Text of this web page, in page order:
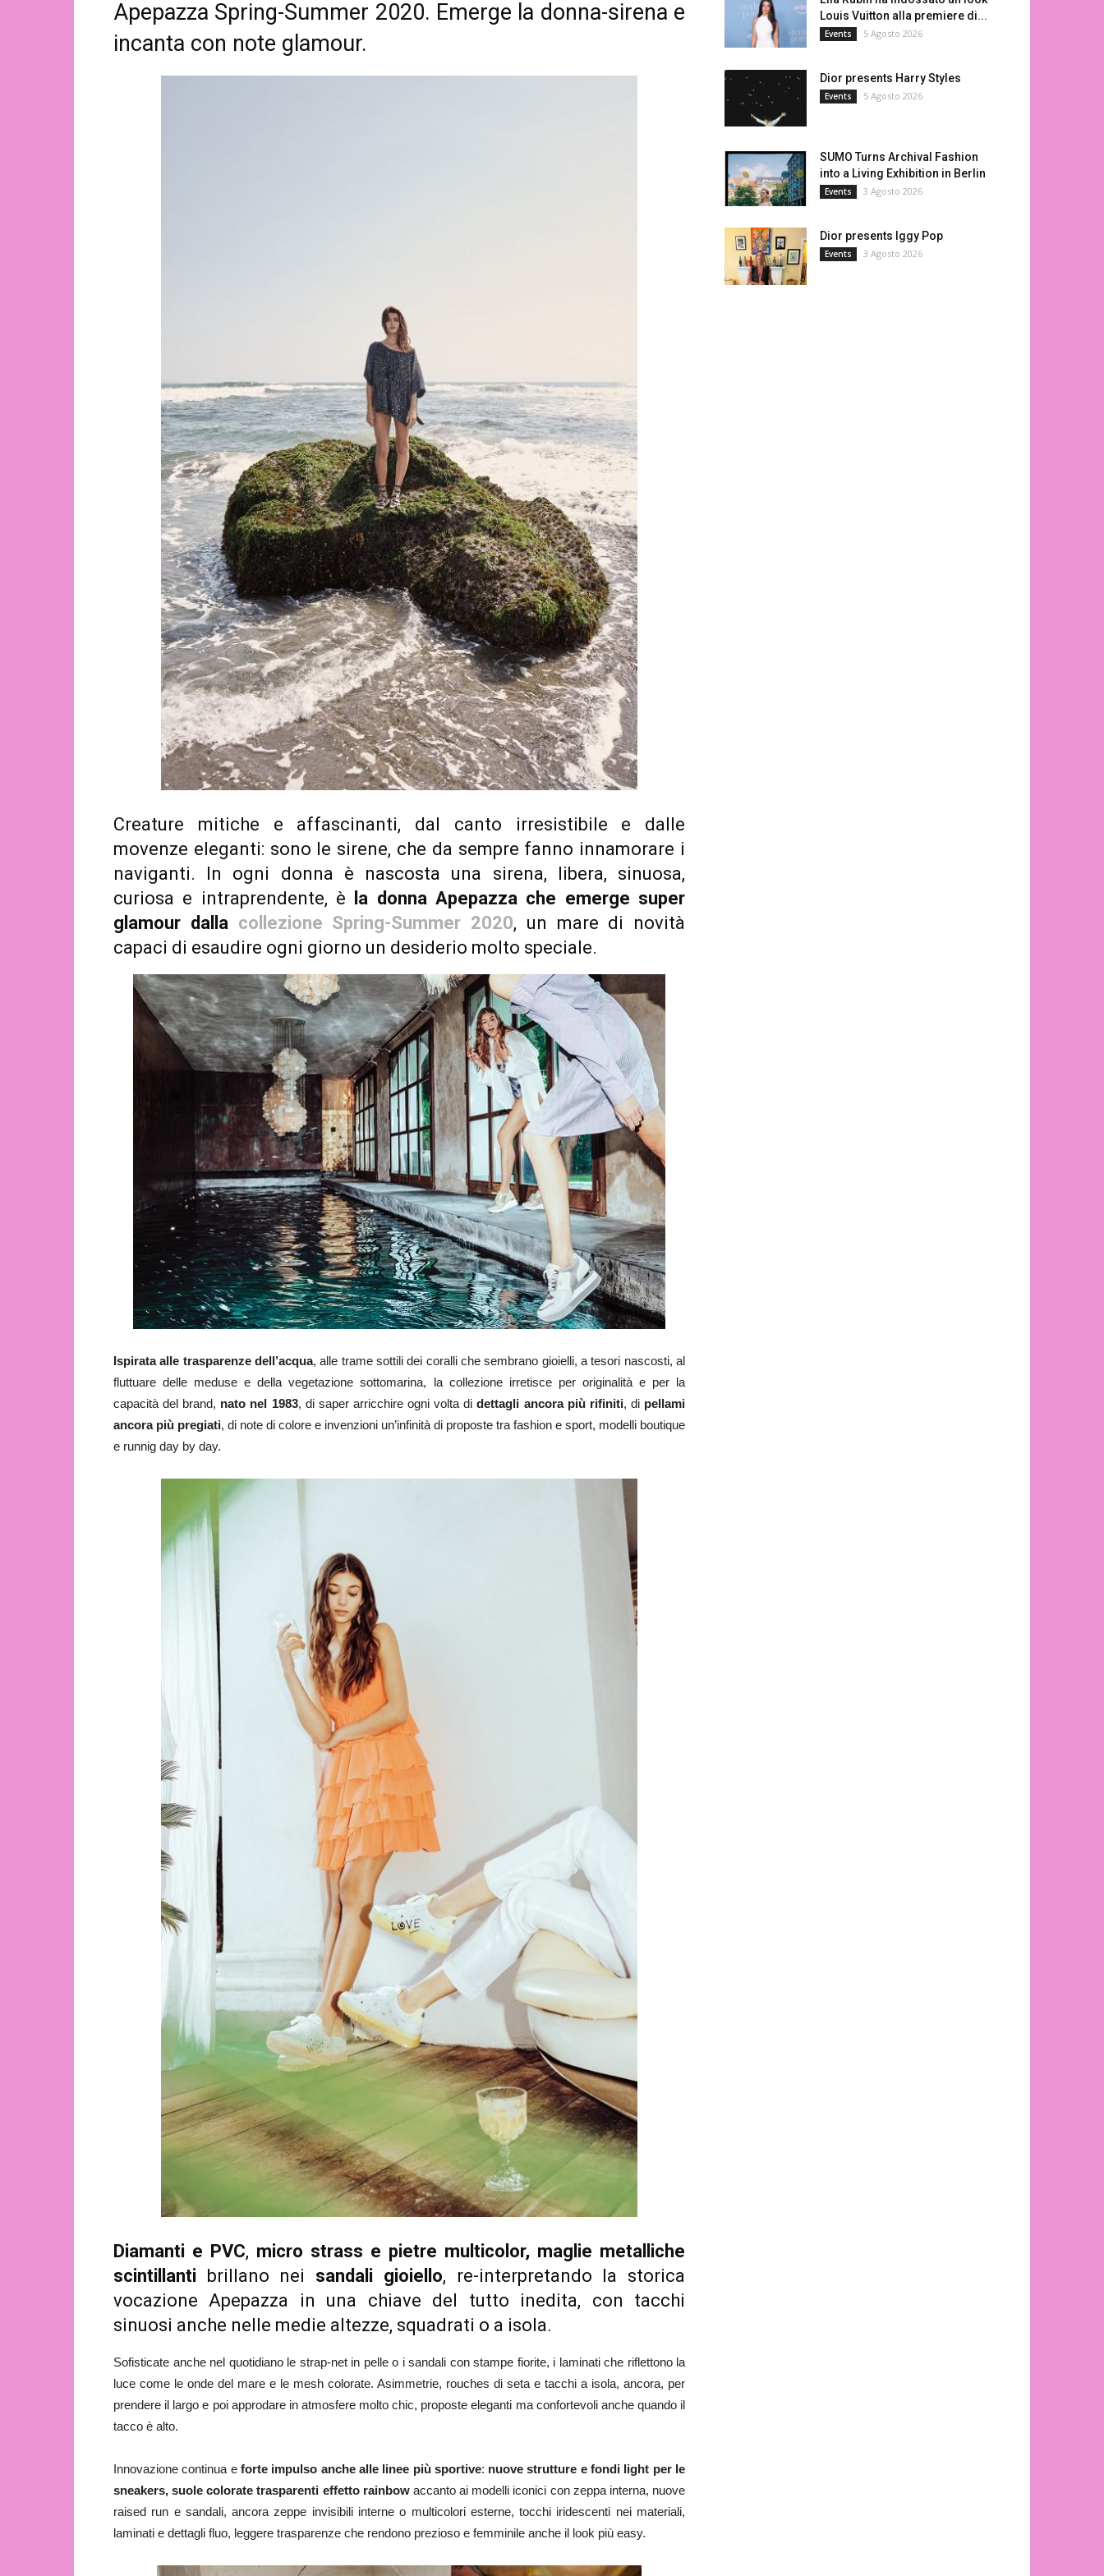
Apepazza Spring-Summer 2020. Emerge la donna-sirena e
incanta con note glamour.
Creature mitiche e affascinanti, dal canto irresistibile e dalle
movenze eleganti: sono le sirene, che da sempre fanno innamorare i
naviganti. In ogni donna è nascosta una sirena, libera, sinuosa,
curiosa e intraprendente, è
la donna Apepazza che emerge super
glamour dalla collezione Spring-Summer 2020, un mare di novità
capaci di esaudire ogni giorno un desiderio molto speciale.
Ispirata alle trasparenze dell’acqua, alle trame sottili dei coralli che sembrano gioielli, a tesori nascosti, al
fluttuare delle meduse e della vegetazione sottomarina, la collezione irretisce per originalità e per la
capacità del brand, nato nel 1983, di saper arricchire ogni volta didettagli ancora più rifiniti, di pellami
ancora più pregiati, di note di colore e invenzioni un’infinità di proposte tra fashion e sport, modelli boutique
e runnig day by day.
Diamanti e PVC, micro strass e pietre multicolor, maglie metalliche
scintillanti brillano nei sandali gioiello, re-interpretando la storica
vocazione Apepazza in una chiave del tutto inedita, con tacchi
sinuosi anche nelle medie altezze, squadrati o a isola.
Sofisticate anche nel quotidiano le strap-net in pelle o i sandali con stampe fiorite, i laminati che riflettono la
luce come le onde del mare e le mesh colorate. Asimmetrie, rouches di seta e tacchi a isola, ancora, per
prendere il largo e poi approdare in atmosfere molto chic, proposte eleganti ma confortevoli anche quando il
tacco è alto.
Innovazione continua eforte impulso anche alle linee più sportive: nuove strutture e fondi light per le
sneakers, suole colorate trasparenti effetto rainbowaccanto ai modelli iconici con zeppa interna, nuove
raised run e sandali, ancora zeppe invisibili interne o multicolori esterne, tocchi iridescenti nei materiali,
laminati e dettagli fluo, leggere trasparenze che rendono prezioso e femminile anche il look più easy.
Louis Vuitton alla premiere di...
Events 5 Agosto 2026
Dior presents Harry Styles
Events 5 Agosto 2026
SUMO Turns Archival Fashion
into a Living Exhibition in Berlin
Events 3 Agosto 2026
Dior presents Iggy Pop
Events 3 Agosto 2026